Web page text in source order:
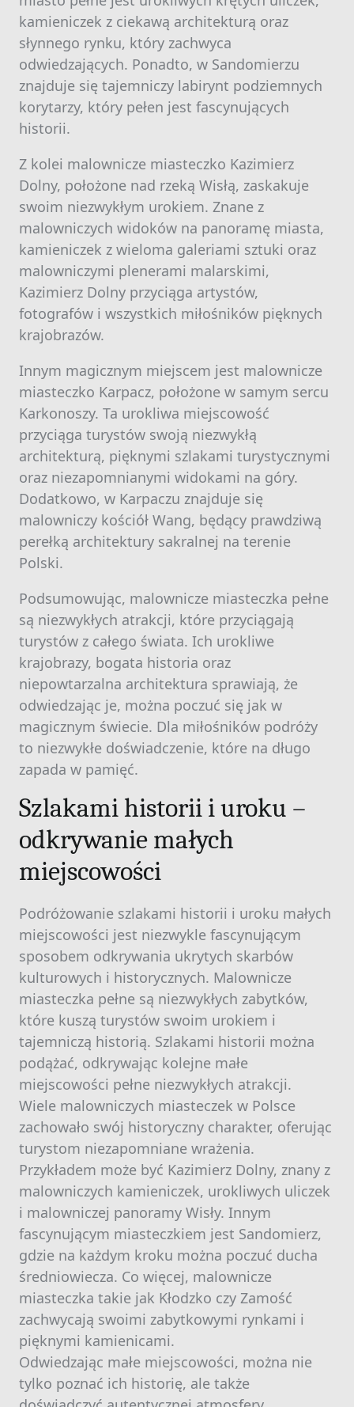
kamieniczek z ciekawą architekturą oraz
słynnego rynku, który zachwyca
odwiedzających. Ponadto, w Sandomierzu
znajduje się tajemniczy labirynt podziemnych
korytarzy, który pełen jest fascynujących
historii.
Z kolei malownicze miasteczko Kazimierz
Dolny, położone nad rzeką Wisłą, zaskakuje
swoim niezwykłym urokiem. Znane z
malowniczych widoków na panoramę miasta,
kamieniczek z wieloma galeriami sztuki oraz
malowniczymi plenerami malarskimi,
Kazimierz Dolny przyciąga artystów,
fotografów i wszystkich miłośników pięknych
krajobrazów.
Innym magicznym miejscem jest malownicze
miasteczko Karpacz, położone w samym sercu
Karkonoszy. Ta urokliwa miejscowość
przyciąga turystów swoją niezwykłą
architekturą, pięknymi szlakami turystycznymi
oraz niezapomnianymi widokami na góry.
Dodatkowo, w Karpaczu znajduje się
malowniczy kościół Wang, będący prawdziwą
perełką architektury sakralnej na terenie
Polski.
Podsumowując, malownicze miasteczka pełne
są niezwykłych atrakcji, które przyciągają
turystów z całego świata. Ich urokliwe
krajobrazy, bogata historia oraz
niepowtarzalna architektura sprawiają, że
odwiedzając je, można poczuć się jak w
magicznym świecie. Dla miłośników podróży
to niezwykłe doświadczenie, które na długo
zapada w pamięć.
Szlakami historii i uroku –
odkrywanie małych
miejscowości
Podróżowanie szlakami historii i uroku małych
miejscowości jest niezwykle fascynującym
sposobem odkrywania ukrytych skarbów
kulturowych i historycznych. Malownicze
miasteczka pełne są niezwykłych zabytków,
które kuszą turystów swoim urokiem i
tajemniczą historią. Szlakami historii można
podążać, odkrywając kolejne małe
miejscowości pełne niezwykłych atrakcji.
Wiele malowniczych miasteczek w Polsce
zachowało swój historyczny charakter, oferując
turystom niezapomniane wrażenia.
Przykładem może być Kazimierz Dolny, znany z
malowniczych kamieniczek, urokliwych uliczek
i malowniczej panoramy Wisły. Innym
fascynującym miasteczkiem jest Sandomierz,
gdzie na każdym kroku można poczuć ducha
średniowiecza. Co więcej, malownicze
miasteczka takie jak Kłodzko czy Zamość
zachwycają swoimi zabytkowymi rynkami i
pięknymi kamienicami.
Odwiedzając małe miejscowości, można nie
tylko poznać ich historię, ale także